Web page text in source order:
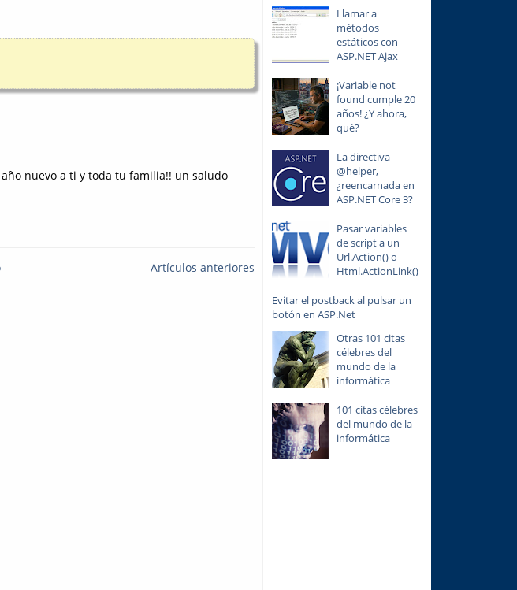
nuevo a ti y toda tu familia!! un saludo
Artículos anteriores
Llamar a
métodos
estáticos con
ASP.NET Ajax
¡Variable not
found cumple 20
años! ¿Y ahora,
qué?
La directiva
@helper,
¿reencarnada en
ASP.NET Core 3?
Pasar variables
de script a un
Url.Action() o
Html.ActionLink()
Evitar el postback al pulsar un
botón en ASP.Net
Otras 101 citas
célebres del
mundo de la
informática
101 citas célebres
del mundo de la
informática